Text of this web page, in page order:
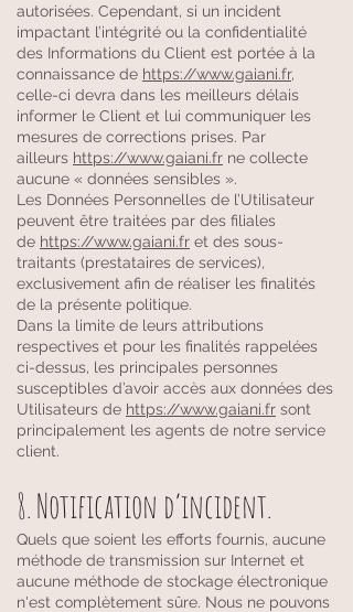
autorisées. Cependant, si un incident
impactant l’intégrité ou la confidentialité
des Informations du Client est portée à la
connaissance de https://www.gaiani.fr,
celle-ci devra dans les meilleurs délais
informer le Client et lui communiquer les
mesures de corrections prises. Par
ailleurs https://www.gaiani.fr ne collecte
aucune « données sensibles ».
Les Données Personnelles de l’Utilisateur
peuvent être traitées par des filiales
de https://www.gaiani.fr et des sous-
traitants (prestataires de services),
exclusivement afin de réaliser les finalités
de la présente politique.
Dans la limite de leurs attributions
respectives et pour les finalités rappelées
ci-dessus, les principales personnes
susceptibles d’avoir accès aux données des
Utilisateurs de https://www.gaiani.fr sont
principalement les agents de notre service
client.
8. Notification d’incident.
Quels que soient les efforts fournis, aucune
méthode de transmission sur Internet et
aucune méthode de stockage électronique
n'est complètement sûre. Nous ne pouvons